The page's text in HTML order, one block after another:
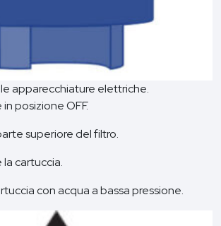
le apparecchiature elettriche.
posizione OFF.
superiore del filtro.
la cartuccia.
con acqua a bassa pressione.